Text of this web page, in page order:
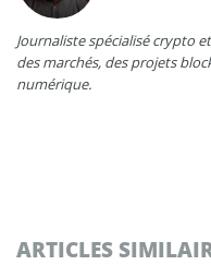
Journaliste spécialisé crypto
des marchés, des projets
numérique.
ARTICLES